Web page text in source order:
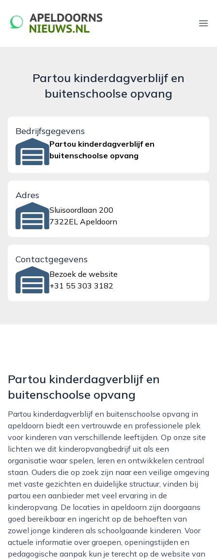
apeldoornsnieuws.nl
Partou kinderdagverblijf en
buitenschoolse opvang
Bedrijfsgegevens
Partou kinderdagverblijf en
buitenschoolse opvang
Adres
Sluisoordlaan 200
7322EL Apeldoorn
Contactgegevens
Bezoek de website
+31 55 303 3182
Partou kinderdagverblijf en
buitenschoolse opvang
Partou kinderdagverblijf en buitenschoolse opvang in
apeldoorn biedt een vertrouwde en professionele plek
voor kinderen van verschillende leeftijden. Op onze site
lichten we dit kinderopvangbedrijf uit als een
organisatie waar spelen, leren en ontwikkelen centraal
staan. Ouders die op zoek zijn naar een veilige omgeving
met vaste gezichten en duidelijke structuur, vinden bij
partou een aanbieder met veel ervaring in de
kinderopvang. De locaties in apeldoorn zijn doorgaans
goed bereikbaar en ingericht op de behoeften van
zowel jonge kinderen als schoolgaande kinderen. Voor
actuele informatie over groepen, openingstijden en
pedagogische aanpak kun je terecht op de website van